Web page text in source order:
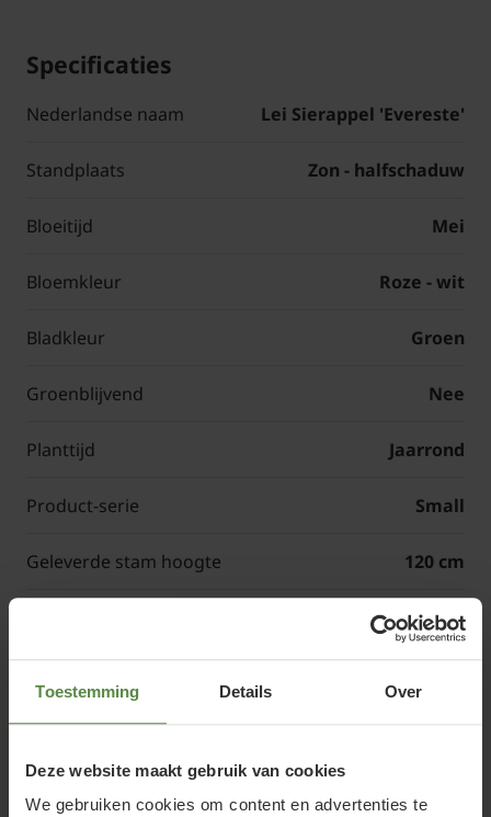
Toestemming Details Over
Deze website maakt gebruik van cookies
We gebruiken cookies om content en advertenties te
Specificaties
Nederlandse naam Lei Sierappel 'Evereste'
Standplaats Zon - halfschaduw
Bloeitijd Mei
Bloemkleur Roze - wit
Bladkleur Groen
Groenblijvend Nee
Planttijd Jaarrond
Product-serie Small
Geleverde stam hoogte 120 cm
120 x 90 cm
Artikelcode